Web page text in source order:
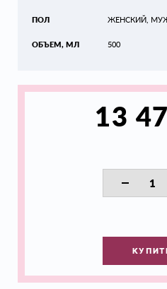
ПОЛ
ОБЪЕМ, МЛ
ЖЕНСКИЙ,
500
13